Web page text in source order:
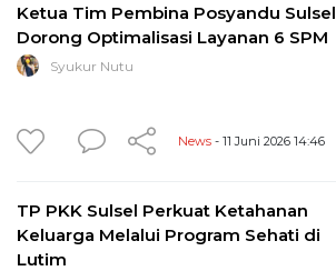
Ketua Tim Pembina Posyandu Sulsel
Dorong Optimalisasi Layanan 6 SPM
Syukur Nutu
News - 11 Juni 2026 14:46
TP PKK Sulsel Perkuat Ketahanan
Keluarga Melalui Program Sehati di
Lutim